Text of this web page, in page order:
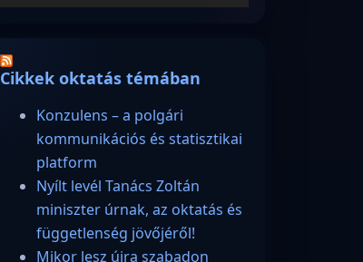
Cikkek oktatás témában
Konzulens – a polgári
kommunikációs és statisztikai
platform
Nyílt levél Tanács Zoltán
miniszter úrnak, az oktatás és
függetlenség jövőjéről!
Mikor lesz újra szabadon